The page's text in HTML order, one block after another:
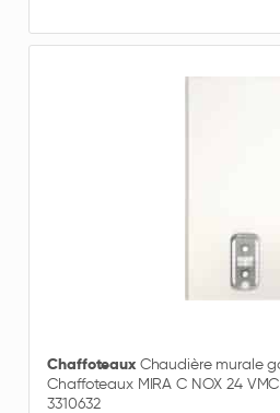
ChaffoteauxChaudière murale
Chaffoteaux MIRA C NOX 24 VMC
3310632